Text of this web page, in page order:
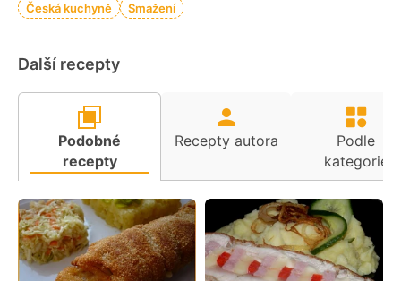
Česká kuchyně
Smažení
Další recepty
Podobné
recepty
Recepty autora
Podle
kategorie